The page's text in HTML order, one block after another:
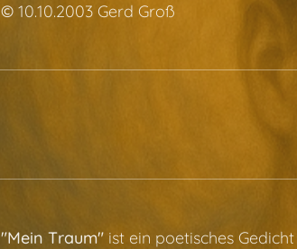
©10.10.2003 Gerd Groß
"Mein Traum"ist ein poetisches